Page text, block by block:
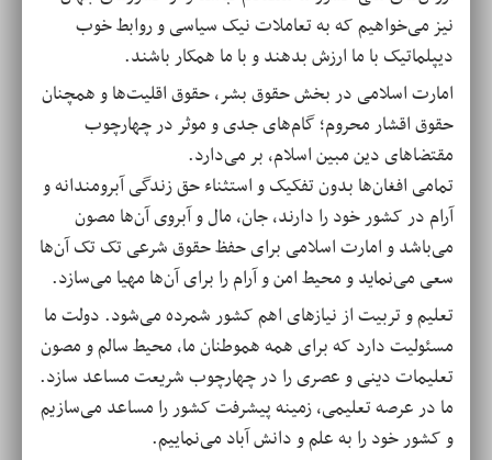
نیز می‌خواهیم که به تعاملات نیک سیاسی و روابط خوب
دیپلماتیک با ما ارزش بدهند و با ما همکار باشند.
امارت اسلامی در بخش حقوق بشر، حقوق اقلیت‌ها و همچنان
حقوق اقشار محروم؛ گام‌های جدی و موثر در چهارچوب
مقتضاهای دین مبین اسلام، بر می‌دارد.
تمامی افغان‌ها بدون تفکیک و استثناء حق زندگی آبرومندانه و
آرام در کشور خود را دارند، جان، مال و آبروی آن‌ها مصون
می‌باشد و امارت اسلامی برای حفظ حقوق شرعی تک تک آن‌ها
سعی می‌نماید و محیط امن و آرام را برای آن‌ها مهیا می‌سازد.
تعلیم و تربیت از نیازهای اهم کشور شمرده می‌شود. دولت ما
مسئولیت دارد که برای همه هموطنان ما، محیط سالم و مصون
تعلیمات دینی و عصری را در چهارچوب شریعت مساعد سازد.
ما در عرصه تعلیمی، زمینه‌ پیشرفت کشور را مساعد می‌سازیم
و کشور خود را به علم و دانش آباد می‌نماییم.